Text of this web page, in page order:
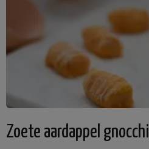
Zoete aardappel gnocchi